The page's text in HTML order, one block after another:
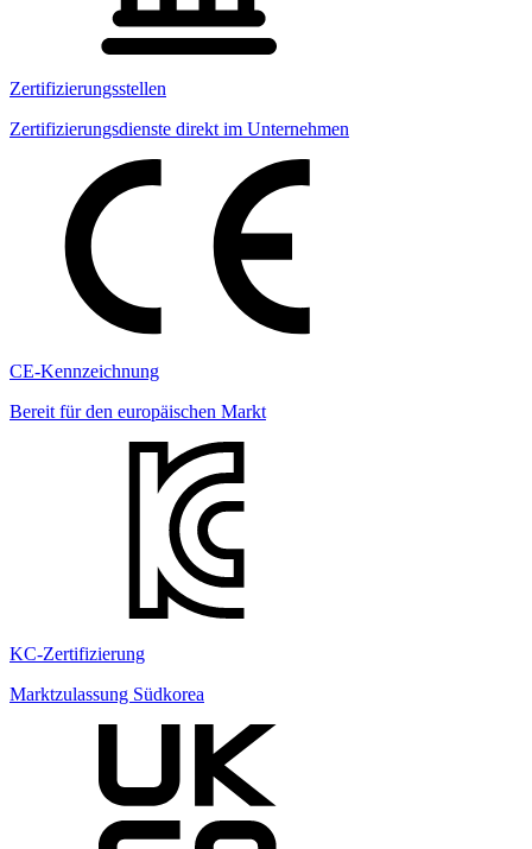
Zertifizierungsstellen
Zertifizierungsdienste direkt im Unternehmen
CE-Kennzeichnung
Bereit für den europäischen Markt
KC-Zertifizierung
Marktzulassung Südkorea